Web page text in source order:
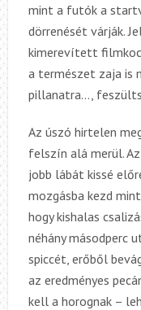
mint a futók a
dörrenését várják.
kimerevített
a természet zaja is
pillanatra…,
Az úszó hirtelen
felszín alá merül.
jobb lábát kissé
mozgásba kezd
hogy kishalas
néhány másodperc
spiccét, erőből
az eredményes
kell a horognak –